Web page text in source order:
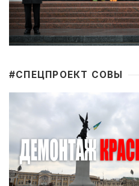
#CПЕЦПРОЕКТ СОВЫ